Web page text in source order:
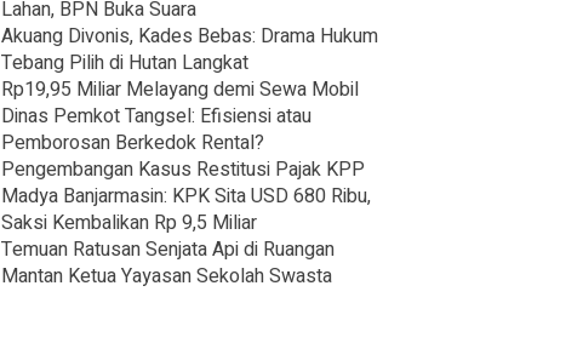
Lahan, BPN Buka Suara
Akuang Divonis, Kades Bebas: Drama Hukum
Tebang Pilih di Hutan Langkat
Rp19,95 Miliar Melayang demi Sewa Mobil
Dinas Pemkot Tangsel: Efisiensi atau
Pemborosan Berkedok Rental?
Pengembangan Kasus Restitusi Pajak KPP
Madya Banjarmasin: KPK Sita USD 680 Ribu,
Saksi Kembalikan Rp 9,5 Miliar
Temuan Ratusan Senjata Api di Ruangan
Mantan Ketua Yayasan Sekolah Swasta